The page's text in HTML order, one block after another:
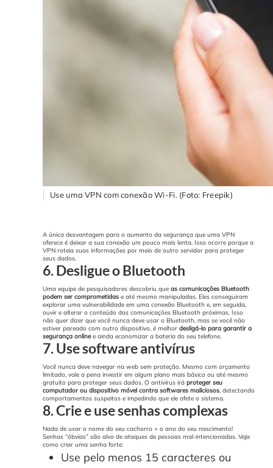
Use uma VPN com conexão Wi-Fi. (Foto: Freepik)
A única desvantagem para o aumento da segurança que uma VPN
oferece é deixar a sua conexão um pouco mais lenta. Isso ocorre porque a
VPN roteia suas informações por meio de outro servidor para proteger
seus dados.
6. Desligue o Bluetooth
Uma equipe de pesquisadores descobriu que as comunicações Bluetooth
podem ser comprometidas e até mesmo manipuladas. Eles conseguiram
explorar uma vulnerabilidade em uma conexão Bluetooth e, em seguida,
ouvir e alterar o conteúdo das comunicações Bluetooth próximas. Isso
não quer dizer que você nunca deve usar o Bluetooth, mas se você não
estiver pareado com outro dispositivo, é melhor desligá-lo para garantir a
segurança onlinee ainda economizar a bateria do seu telefone.
7. Use software antivírus
Você nunca deve navegar na web sem proteção. Mesmo com orçamento
limitado, vale a pena investir em algum plano mais básico ou até mesmo
gratuito para proteger seus dados. O antivírus irá proteger seu
computador ou dispositivo móvel contra softwares maliciosos, detectando
comportamentos suspeitos e impedindo que ele afete o sistema.
8. Crie e use senhas complexas
Nada de usar o nome do seu cachorro + o ano do seu nascimento!
Senhas “óbvias” são alvo de ataques de pessoas mal-intencionadas. Veja
como criar uma senha forte:
Use pelo menos 15 caracteres ou